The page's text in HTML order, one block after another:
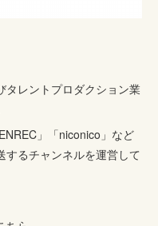
タレントプロダクション業
」「niconico」など
するチャンネルを運営して